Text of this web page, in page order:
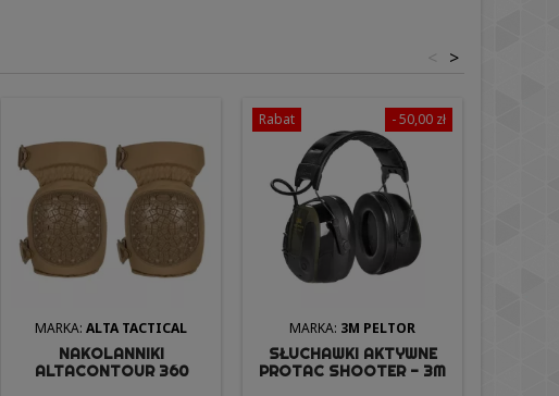
>
<
MARKA: ALTA TACTICAL
NAKOLANNIKI
ALTACONTOUR 360
- 50,00 zł
Rabat
MARKA: 3M PELTOR
SŁUCHAWKI AKTYWNE
PROTAC SHOOTER - 3M